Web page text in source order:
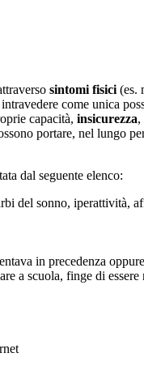
sintomi fisici (es.
come unica
capacità, insicurezza,
portare, nel lungo
dal seguente elenco:
del sonno, iperattività,
in precedenza
a scuola, finge di essere